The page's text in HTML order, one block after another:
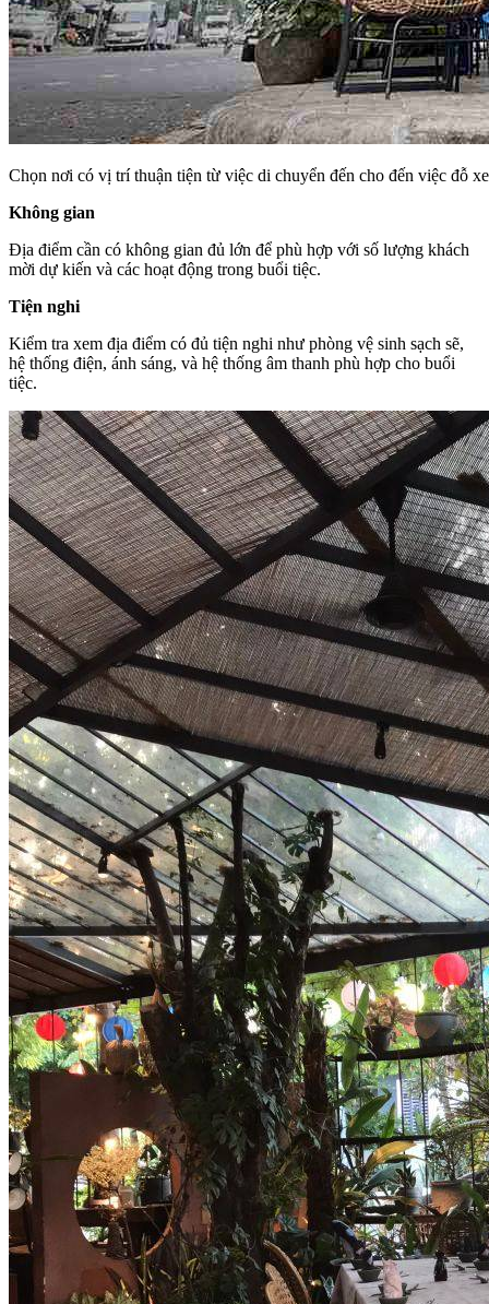
Chọn nơi có vị trí thuận tiện từ việc di chuyển đến cho đến việc đỗ xe
Không gian
Địa điểm cần có không gian đủ lớn để phù hợp với số lượng khách
mời dự kiến và các hoạt động trong buổi tiệc.
Tiện nghi
Kiểm tra xem địa điểm có đủ tiện nghi như phòng vệ sinh sạch sẽ,
hệ thống điện, ánh sáng, và hệ thống âm thanh phù hợp cho buổi
tiệc.